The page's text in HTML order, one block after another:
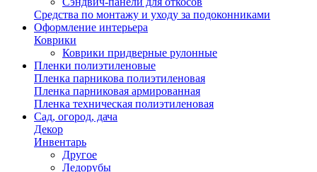
Средства по монтажу и уходу за подоконниками
Оформление интерьера
Коврики
Коврики придверные рулонные
Пленки полиэтиленовые
Пленка парникова полиэтиленовая
Пленка парниковая армированная
Пленка техническая полиэтиленовая
Сад, огород, дача
Декор
Инвентарь
Другое
Ледорубы